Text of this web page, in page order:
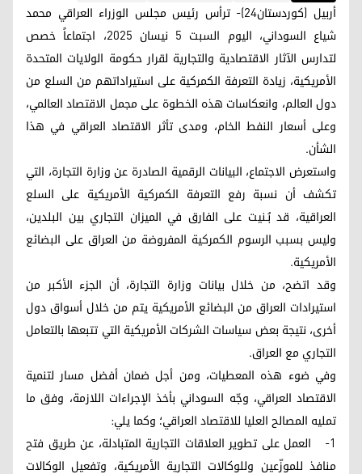
أربيل (كوردستان24)- ترأس رئيس مجلس الوزراء العراقي محمد
شياع السوداني، اليوم السبت 5 نيسان 2025، اجتماعاً خصص
لتدارس الآثار الاقتصادية والتجارية لقرار حكومة الولايات المتحدة
الأمريكية، زيادة التعرفة الكمركية على استيراداتهم من السلع من
دول العالم، وانعكاسات هذه الخطوة على مجمل الاقتصاد العالمي،
وعلى أسعار النفط الخام، ومدى تأثر الاقتصاد العراقي في هذا
الشأن.
واستعرض الاجتماع، البيانات الرقمية الصادرة عن وزارة التجارة، التي
تكشف أن نسبة رفع التعرفة الكمركية الأمريكية على السلع
العراقية، قد بُـنيت على الفارق في الميزان التجاري بين البلدين،
وليس بسبب الرسوم الكمركية المفروضة من العراق على البضائع
الأمريكية.
وقد اتضح، من خلال بيانات وزارة التجارة، أن الجزء الأكبر من
استيرادات العراق من البضائع الأمريكية يتم من خلال أسواق دول
أخرى، نتيجة بعض سياسات الشركات الأمريكية التي تتبعها بالتعامل
التجاري مع العراق.
وفي ضوء هذه المعطيات، ومن أجل ضمان أفضل مسار لتنمية
الاقتصاد العراقي، وجّه السوداني بأخذ الإجراءات اللازمة، وفق ما
تمليه المصالح العليا للاقتصاد العراقي؛ وكما يلي:
1- العمل على تطوير العلاقات التجارية المتبادلة، عن طريق فتح
منافذ للموزّعين وللوكالات التجارية الأمريكية، وتفعيل الوكالات